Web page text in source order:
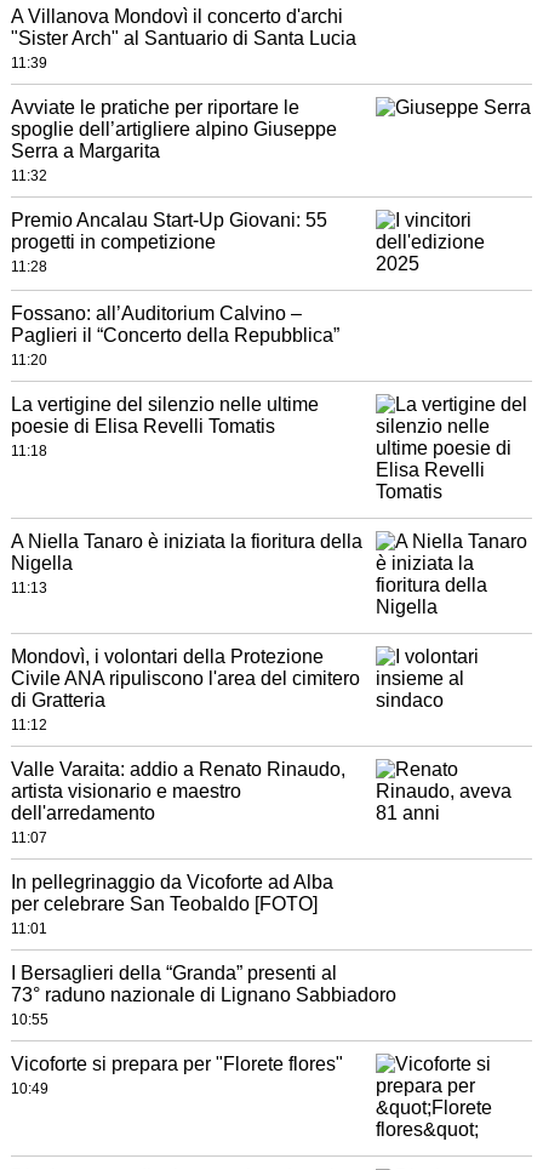
A Villanova Mondovì il concerto d'archi
"Sister Arch" al Santuario di Santa Lucia
11:39
Avviate le pratiche per riportare le
spoglie dell’artigliere alpino Giuseppe
Serra a Margarita
11:32
Premio Ancalau Start-Up Giovani: 55
progetti in competizione
11:28
Fossano: all’Auditorium Calvino –
Paglieri il “Concerto della Repubblica”
11:20
La vertigine del silenzio nelle ultime
poesie di Elisa Revelli Tomatis
11:18
A Niella Tanaro è iniziata la fioritura della
Nigella
11:13
Mondovì, i volontari della Protezione
Civile ANA ripuliscono l'area del cimitero
di Gratteria
11:12
Valle Varaita: addio a Renato Rinaudo,
artista visionario e maestro
dell'arredamento
11:07
In pellegrinaggio da Vicoforte ad Alba
per celebrare San Teobaldo [FOTO]
11:01
I Bersaglieri della “Granda” presenti al
73° raduno nazionale di Lignano Sabbiadoro
10:55
Vicoforte si prepara per "Florete flores"
10:49